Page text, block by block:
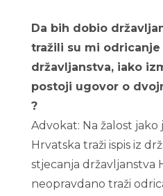
Da bih dobio
tražili su mi odricanje
državljanstva, iako
postoji ugovor o
?
Advokat: Na žalost jako
Hrvatska traži ispis iz
stjecanja državljanstva
neopravdano traži